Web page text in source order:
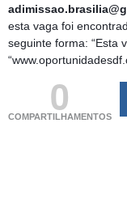
esta vaga foi
seguinte forma: “Esta
0
COMPARTILHAMENTOS